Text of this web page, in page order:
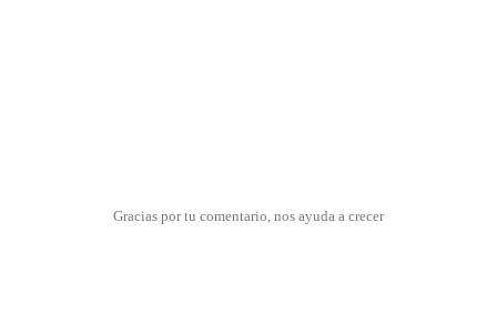
Gracias por tu comentario, nos ayuda a crecer